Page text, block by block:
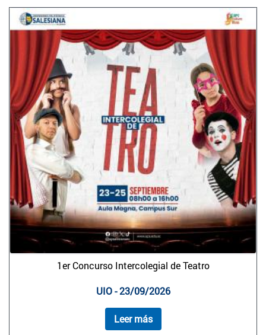
1er Concurso Intercolegial de Teatro
UIO - 23/09/2026
Leer más